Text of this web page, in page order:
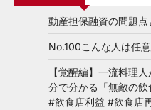
動産担保融資の問題点
No.100こんな人は任
【覚醒編】一流料理
分で分かる「無敵の
#飲食店利益 #飲食店